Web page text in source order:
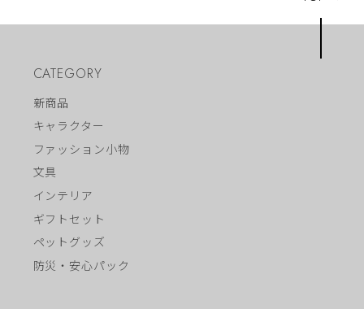
CATEGORY
新商品
キャラクター
ファッション小物
文具
インテリア
ギフトセット
ペットグッズ
防災・安心パック